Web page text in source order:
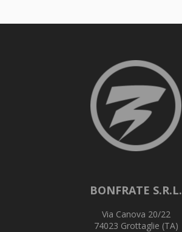
BONFRATE S.R.L.
Via Canova 20/22
74023 Grottaglie (TA)